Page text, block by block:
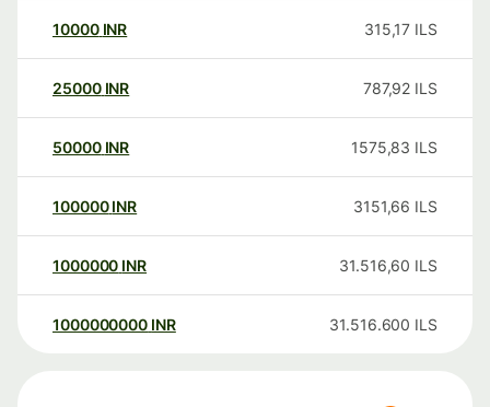
10000 INR 315,17 ILS
25000 INR 787,92 ILS
50000 INR 1575,83 ILS
100000 INR 3151,66 ILS
1000000 INR 31.516,60 ILS
1000000000 INR 31.516.600 ILS